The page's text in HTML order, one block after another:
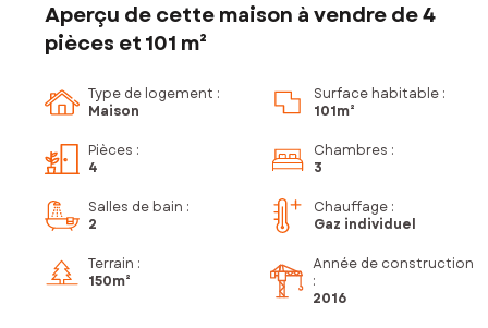
Aperçu de cette maison à vendre de 4
pièces et 101 m²
Type de logement :
Maison
Surface habitable :
101m²
Pièces :
4
Chambres :
3
Salles de bain :
2
Chauffage :
Gaz individuel
Terrain :
150m²
Année de construction
:
2016